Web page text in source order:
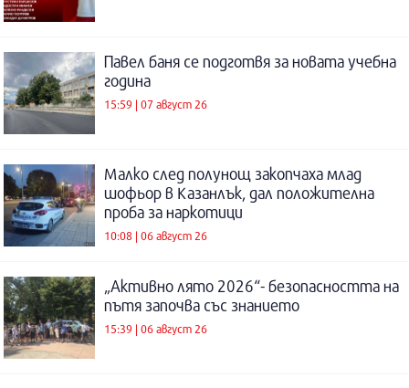
Павел баня се подготвя за новата учебна
година
15:59 | 07 август 26
Малко след полунощ закопчаха млад
шофьор в Казанлък, дал положителна
проба за наркотици
10:08 | 06 август 26
„Активно лято 2026“- безопасността на
пътя започва със знанието
15:39 | 06 август 26